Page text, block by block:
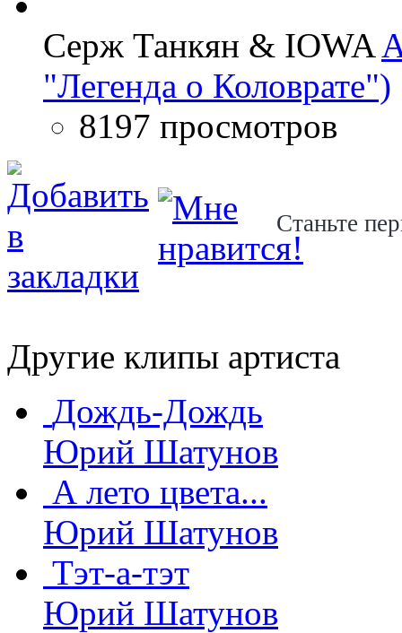
Серж Танкян & IOWA
"Легенда о Коловрате")
8197 просмотров
Станьте
Другие клипы артиста
Дождь-Дождь
Юрий Шатунов
А лето цвета...
Юрий Шатунов
Тэт-а-тэт
Юрий Шатунов